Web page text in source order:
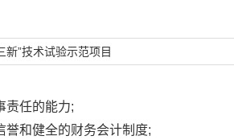
新”技术试验示范项目
责任的能力;
誉和健全的财务会计制度;